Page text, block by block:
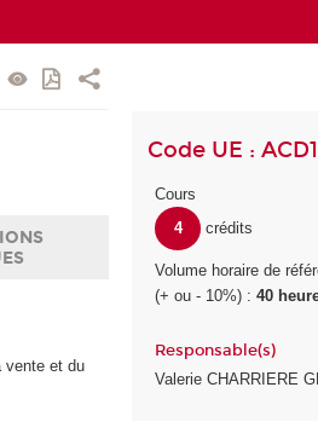
vente et du
Code UE :
Cours
4
crédits
Volume horaire de
(+ ou - 10%) :40
Responsable(s)
Valerie CHARRIERE